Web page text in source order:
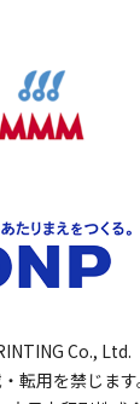
Co., Ltd.
転用を禁じます